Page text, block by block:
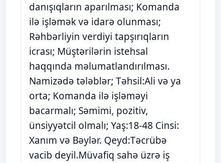
danışıqların aparılması; Komanda
ilə işləmək və idarə olunması;
Rəhbərliyin verdiyi tapşırıqların
icrası; Müştərilərin istehsal
haqqında məlumatlandırılması.
Namizədə tələblər; Təhsil:Ali və ya
orta; Komanda ilə işləməyi
bacarmalı; Səmimi, pozitiv,
ünsiyyətcil olmalı; Yaş:18-48 Cinsi:
Xanım və Bəylər. Qeyd:Təcrübə
vacib deyil.Müvafiq sahə üzrə iş